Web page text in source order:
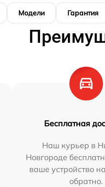
Модели Гарантия
Бесплатная
Наш курьер в
Новгороде
ваше устройство
обратно.